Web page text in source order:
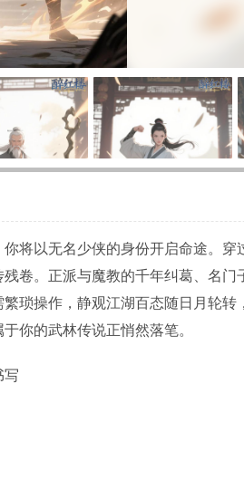
将以无名少侠的身份开启命途。穿
卷。正派与魔教的千年纠葛、名门
琐操作，静观江湖百态随日月轮转
你的武林传说正悄然落笔。
写